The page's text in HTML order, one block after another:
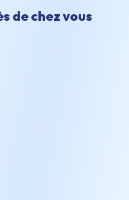
de chez vous